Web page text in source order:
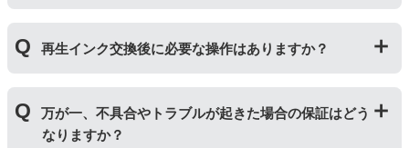
にて洗浄やインク充填をしたうえで、再度販売している
商品です。純正品に比べて、印刷代を節約することがで
再生インク交換後に必要な操作はありますか？
無効操作」が必要となる場合がございます。プリンター
やパソコンにインク残量は表示されなくなりますが、ス
万が一、不具合やトラブルが起きた場合の保証はどう
なりますか？